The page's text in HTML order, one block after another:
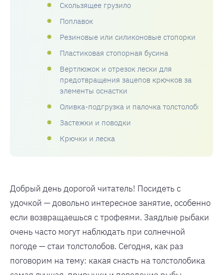
Скользящее грузило
Поплавок
Резиновые или силиконовые стопорки
Пластиковая стопорная бусина
Вертлюжок и отрезок лески для
предотвращения зацепов крючков за
элементы оснастки
Оливка-подгрузка и палочка толстолобика
Застежки и поводки
Крючки и леска
Добрый день дорогой читатель! Посидеть с
удочкой — довольно интересное занятие, особенно
если возвращаешься с трофеями. Заядлые рыбаки
очень часто могут наблюдать при солнечной
погоде — стаи толстолобов. Сегодня, как раз
поговорим на тему: какая снасть на толстолобика